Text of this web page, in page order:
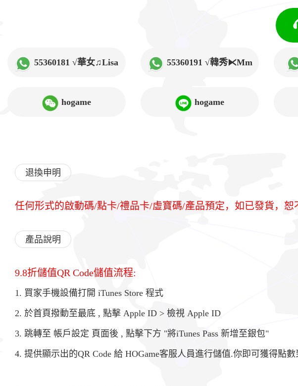
55360181 √華女♫Lisa 55360191 √韓秀⧔Mm
hogame hogame
退換申明
任何形式的啟動碼/點卡/禮品卡/虛寶碼/產品預定，如已發貨，恕
產品說明
9.8折儲值QR Code儲值流程:
1. 買家手機設備打開 iTunes Store 程式
2. 於首頁撥動至最底 , 點擊 Apple ID > 檢視 Apple ID
3. 跳轉至 帳戶設定 頁面後 , 點擊下方 "將iTunes Pass 新增至銀包"
4. 提供顯示出的QR Code 給 HOGame客服人員進行儲值.你即可獲得點數